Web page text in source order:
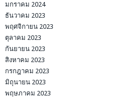
มกราคม 2024
ธันวาคม 2023
พฤศจิกายน 2023
ตุลาคม 2023
กันยายน 2023
สิงหาคม 2023
กรกฎาคม 2023
มิถุนายน 2023
พฤษภาคม 2023